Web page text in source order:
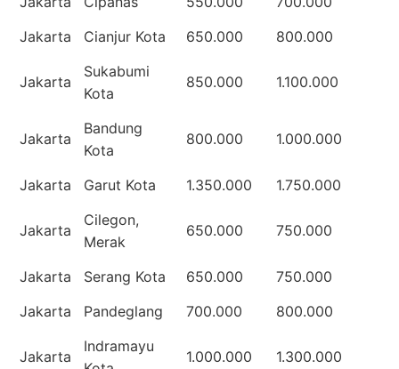
Jakarta
Cianjur Kota 650.000 800.000
Jakarta
Sukabumi
Kota
850.000 1.100.000
Jakarta
Bandung
Kota
800.000 1.000.000
Jakarta Garut Kota 1.350.000 1.750.000
Jakarta
Cilegon,
Merak
650.000 750.000
Jakarta Serang Kota 650.000
750.000
Jakarta
Pandeglang 700.000 800.000
Jakarta
Indramayu
1.000.000 1.300.000